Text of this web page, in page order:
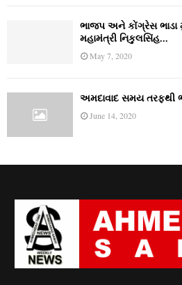
ભાજપ અને કોંગ્રેસ ભાડા
મહામંત્રી નિકુલસિંહ...
May 7, 2020
અમદાવાદ સમય તરફથી
June 14, 2020